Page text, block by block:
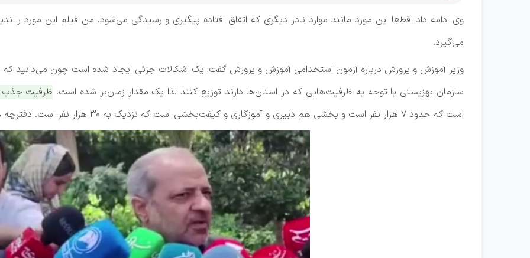
وی ادامه داد: قطعا این مورد مانند موارد نادر دیگری که اتفاق افتاده پیگیری و رسیدگی می‌شود. من فیلم این مورد
می‌گیرد.
وزیر آموزش و پرورش درباره آزمون استخدامی آموزش و پرورش گفت: یک اشکالات جزئی ایجاد شده است چون می‌دانید که
سازمان بهزیستی با توجه به ظرفیت‌هایی که در استان‌ها دارند توزیع کنند لذا یک مقدار زمان‌بر شده است. ظرفیت جذب
است که حدود ۷ هزار نفر است و بخشی هم دبیری و آموزگاری و کیفت‌بخشی است که نزدیک به ۳۰ هزار نفر است. دفترچه هم تا پانزدهم منتشر می‌شود.